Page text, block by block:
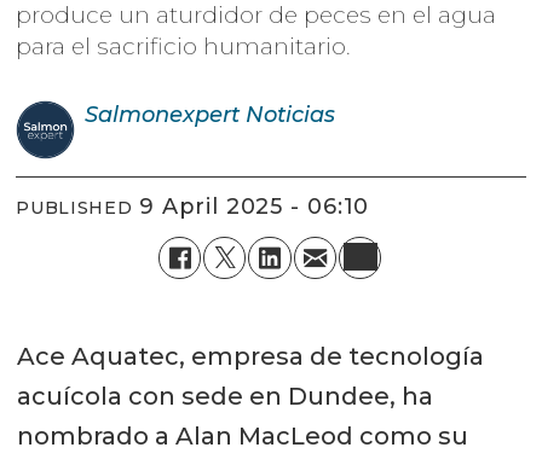
produce un aturdidor de peces en el agua
para el sacrificio humanitario.
Salmonexpert Noticias
PUBLISHED 9 April 2025 - 06:10
Ace Aquatec, empresa de tecnología
acuícola con sede en Dundee, ha
nombrado a Alan MacLeod como su